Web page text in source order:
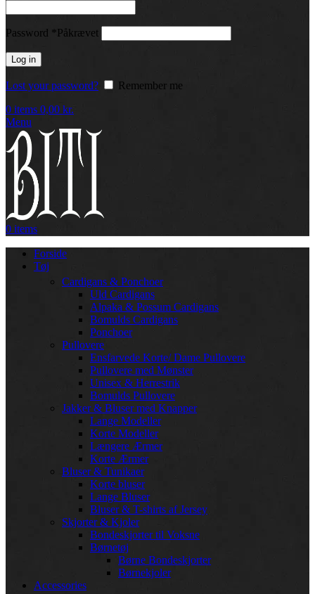
Password * Påkrævet
Log in
Lost your password?
Remember me
0 items 0,00 kr.
Menu
0 items
Forside
Tøj
Cardigans & Ponchoer
Uld Cardigans
Alpaka & Possum Cardigans
Bomulds Cardigans
Ponchoer
Pullovere
Ensfarvede Korte/ Dame Pullovere
Pullovere med Mønster
Unisex & Herrestrik
Bomulds Pullovere
Jakker & Bluser med Knapper
Lange Modeller
Korte Modeller
Længere Ærmer
Korte Ærmer
Bluser & Tunikaer
Korte bluser
Lange Bluser
Bluser & T-shirts af Jersey
Skjorter & Kjoler
Bondeskjorter til Voksne
Børnetøj
Børne Bondeskjorter
Børnekjoler
Accessories